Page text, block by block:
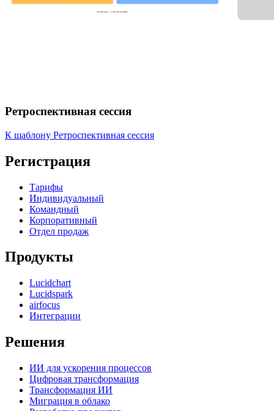
Ретроспективная сессия
К шаблону Ретроспективная сессия
Регистрация
Тарифы
Индивидуальный
Командный
Корпоративный
Отдел продаж
Продукты
Lucidchart
Lucidspark
airfocus
Интеграции
Решения
ИИ для ускорения процессов
Цифровая трансформация
Трансформация ИИ
Миграция в облако